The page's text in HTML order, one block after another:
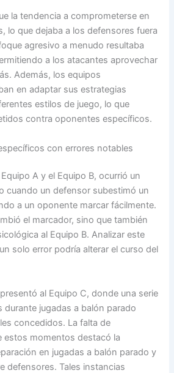
la tendencia a comprometerse en
lo que dejaba a los defensores fuera
agresivo a menudo resultaba
a los atacantes aprovechar
Además, los equipos
en adaptar sus estrategias
estilos de juego, lo que
contra oponentes específicos.
con errores notables
A y el Equipo B, ocurrió un
cuando un defensor subestimó un
a un oponente marcar fácilmente.
el marcador, sino que también
al Equipo B. Analizar este
solo error podría alterar el curso del
al Equipo C, donde una serie
durante jugadas a balón parado
concedidos. La falta de
estos momentos destacó la
en jugadas a balón parado y
defensores. Tales instancias